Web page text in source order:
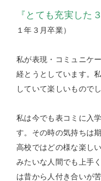
『とても充実した
１年３月卒業）
私が表現・コミュニケ
経とうとしています。
していて楽しいものでし
私は今でも表コミに入
す。その時の気持ちは
高校ではどの様な楽し
みたいな人間でも上手
は昔から人付き合いが